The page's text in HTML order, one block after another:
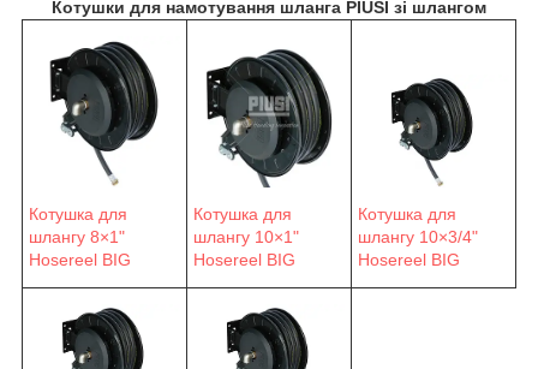
Котушки для намотування шланга PIUSI зі шлангом
Котушка для
шлангу 8×1"
Hosereel BIG
Котушка для
шлангу 10×1"
Hosereel BIG
Котушка для
шлангу 10×3/4"
Hosereel BIG